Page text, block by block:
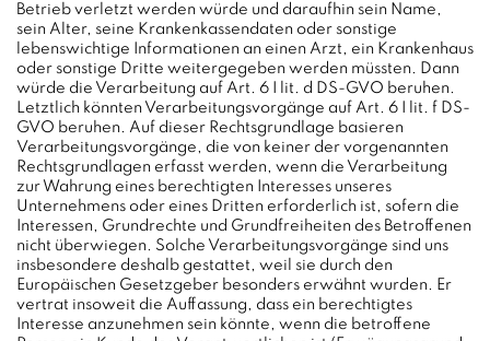
Betrieb verletzt werden würde und daraufhin sein Name,
sein Alter, seine Krankenkassendaten oder sonstige
lebenswichtige Informationen an einen Arzt, ein Krankenhaus
oder sonstige Dritte weitergegeben werden müssten. Dann
würde die Verarbeitung auf Art. 6 I lit. d DS-GVO beruhen.
Letztlich könnten Verarbeitungsvorgänge auf Art. 6 I lit. f DS-
GVO beruhen. Auf dieser Rechtsgrundlage basieren
Verarbeitungsvorgänge, die von keiner der vorgenannten
Rechtsgrundlagen erfasst werden, wenn die Verarbeitung
zur Wahrung eines berechtigten Interesses unseres
Unternehmens oder eines Dritten erforderlich ist, sofern die
Interessen, Grundrechte und Grundfreiheiten des Betroffenen
nicht überwiegen. Solche Verarbeitungsvorgänge sind uns
insbesondere deshalb gestattet, weil sie durch den
Europäischen Gesetzgeber besonders erwähnt wurden. Er
vertrat insoweit die Auffassung, dass ein berechtigtes
Interesse anzunehmen sein könnte, wenn die betroffene